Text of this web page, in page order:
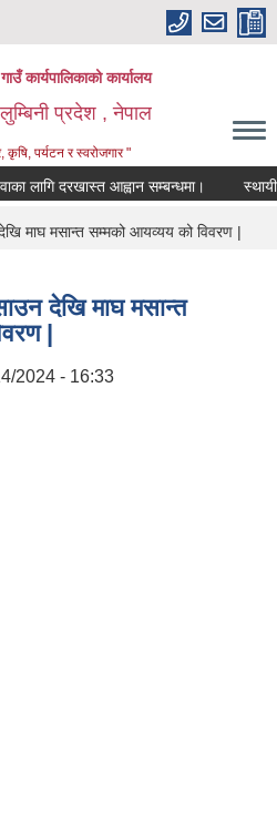
कार्यपालिकाको कार्यालय
प्रदेश , नेपाल
कृषि, पर्यटन र स्वरोजगार "
दरखास्त आह्वान सम्बन्धमा। स्थायी
माघ मसान्त सम्मको आयव्यय को विवरण |
देखि माघ मसान्त
|
2024 - 16:33